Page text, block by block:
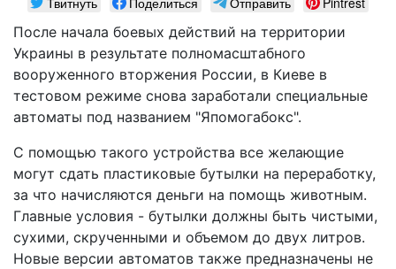
После начала боевых действий на территории
Украины в результате полномасштабного
вооруженного вторжения России, в Киеве в
тестовом режиме снова заработали специальные
автоматы под названием "Япомогабокс".
С помощью такого устройства все желающие
могут сдать пластиковые бутылки на переработку,
за что начисляются деньги на помощь животным.
Главные условия - бутылки должны быть чистыми,
сухими, скрученными и объемом до двух литров.
Новые версии автоматов также предназначены не